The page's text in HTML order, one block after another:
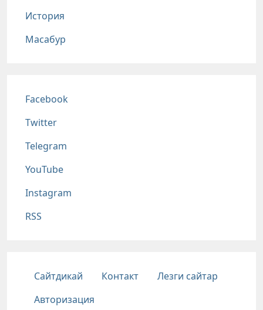
История
Масабур
Соц сети
Facebook
Twitter
Telegram
YouTube
Instagram
RSS
Подвал
Сайтдикай Контакт
Лезги сайтар
Авторизация